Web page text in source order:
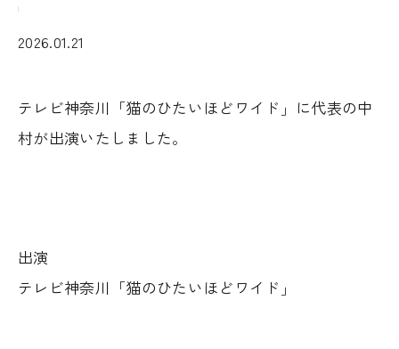
2026.01.21
テレビ神奈川「猫のひたいほどワイド」に代表の中
村が出演いたしました。
出演
テレビ神奈川「猫のひたいほどワイド」